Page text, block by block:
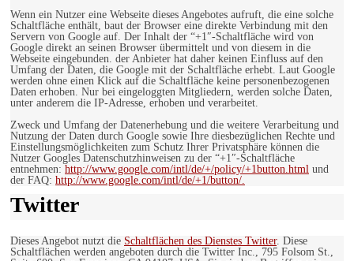
Wenn ein Nutzer eine Webseite dieses Angebotes aufruft, die eine solche
Schaltfläche enthält, baut der Browser eine direkte Verbindung mit den
Servern von Google auf. Der Inhalt der “+1″-Schaltfläche wird von
Google direkt an seinen Browser übermittelt und von diesem in die
Webseite eingebunden. der Anbieter hat daher keinen Einfluss auf den
Umfang der Daten, die Google mit der Schaltfläche erhebt. Laut Google
werden ohne einen Klick auf die Schaltfläche keine personenbezogenen
Daten erhoben. Nur bei eingeloggten Mitgliedern, werden solche Daten,
unter anderem die IP-Adresse, erhoben und verarbeitet.
Zweck und Umfang der Datenerhebung und die weitere Verarbeitung und
Nutzung der Daten durch Google sowie Ihre diesbezüglichen Rechte und
Einstellungsmöglichkeiten zum Schutz Ihrer Privatsphäre können die
Nutzer Googles Datenschutzhinweisen zu der “+1″-Schaltfläche
entnehmen: http://www.google.com/intl/de/+/policy/+1button.html und
der FAQ: http://www.google.com/intl/de/+1/button/.
Twitter
Dieses Angebot nutzt die Schaltflächen des Dienstes Twitter. Diese
Schaltflächen werden angeboten durch die Twitter Inc., 795 Folsom St.,